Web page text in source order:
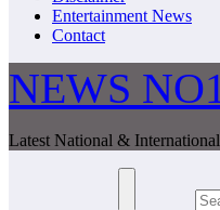
Entertainment News
Contact
NEWS
Latest National &